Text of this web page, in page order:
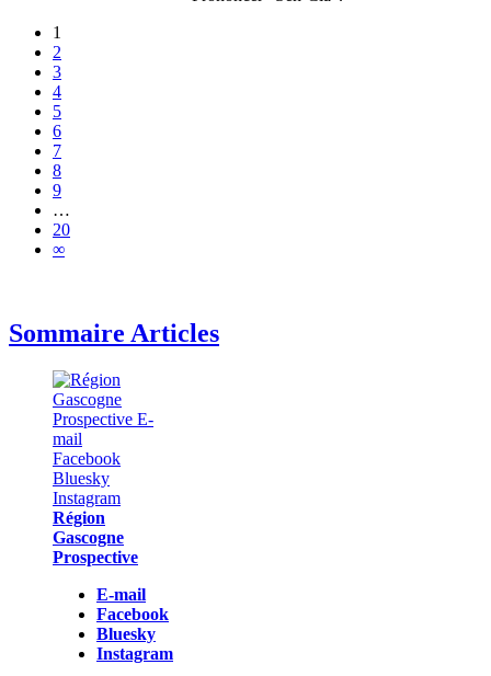
1
2
3
4
5
6
7
8
9
…
20
∞
Sommaire Articles
Région
Gascogne
Prospective
E-mail
Facebook
Bluesky
Instagram